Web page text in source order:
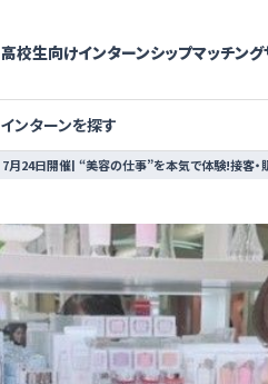
高校生向けインターンシップマッチング
インターンを探す
7月24日開催| “美容の仕事”を本気で体験!接客・